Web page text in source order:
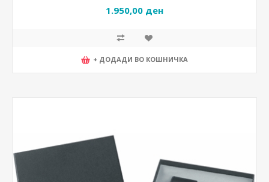
1.950,00 ден
+ ДОДАДИ ВО КОШНИЧКА